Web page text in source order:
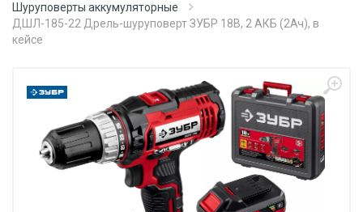
Шуруповерты аккумуляторные
ДШЛ-185-22 Дрель-шуруповерт ЗУБР 18В, 2 АКБ (2Ач), в
кейсе